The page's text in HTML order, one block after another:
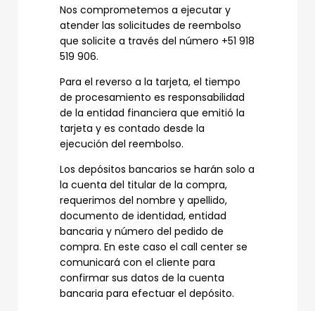
Nos comprometemos a ejecutar y
atender las solicitudes de reembolso
que solicite a través del número +51 918
519 906.
Para el reverso a la tarjeta, el tiempo
de procesamiento es responsabilidad
de la entidad financiera que emitió la
tarjeta y es contado desde la
ejecución del reembolso.
Los depósitos bancarios se harán solo a
la cuenta del titular de la compra,
requerimos del nombre y apellido,
documento de identidad, entidad
bancaria y número del pedido de
compra. En este caso el call center se
comunicará con el cliente para
confirmar sus datos de la cuenta
bancaria para efectuar el depósito.